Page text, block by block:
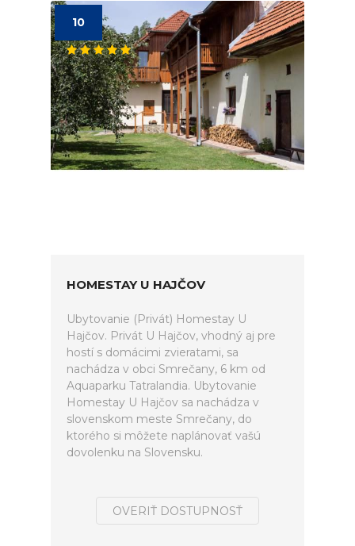
10
HOMESTAY U HAJČOV
Ubytovanie (Privát) Homestay U
Hajčov. Privát U Hajčov, vhodný aj pre
hostí s domácimi zvieratami, sa
nachádza v obci Smrečany, 6 km od
Aquaparku Tatralandia. Ubytovanie
Homestay U Hajčov sa nachádza v
slovenskom meste Smrečany, do
ktorého si môžete naplánovať vašú
dovolenku na Slovensku.
OVERIŤ DOSTUPNOSŤ